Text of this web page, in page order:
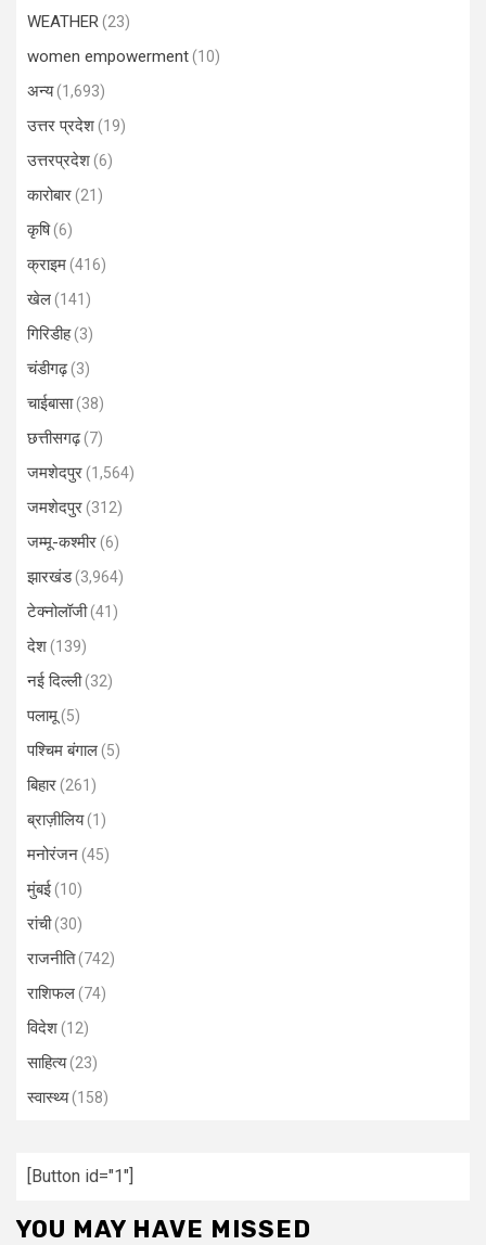
WEATHER(23)
women empowerment(10)
अन्य(1,693)
उत्तर प्रदेश(19)
उत्तरप्रदेश(6)
कारोबार(21)
कृषि(6)
क्राइम(416)
खेल(141)
गिरिडीह(3)
चंडीगढ़(3)
चाईबासा(38)
छत्तीसगढ़(7)
जमशेदपुर(1,564)
जमशेदपुर(312)
जम्मू-कश्मीर(6)
झारखंड(3,964)
टेक्नोलॉजी(41)
देश(139)
नई दिल्ली(32)
पलामू(5)
पश्चिम बंगाल(5)
बिहार(261)
ब्राज़ीलिय(1)
मनोरंजन(45)
मुंबई(10)
रांची(30)
राजनीति(742)
राशिफल(74)
विदेश(12)
साहित्य(23)
स्वास्थ्य(158)
[Button id="1"]
YOU MAY HAVE MISSED